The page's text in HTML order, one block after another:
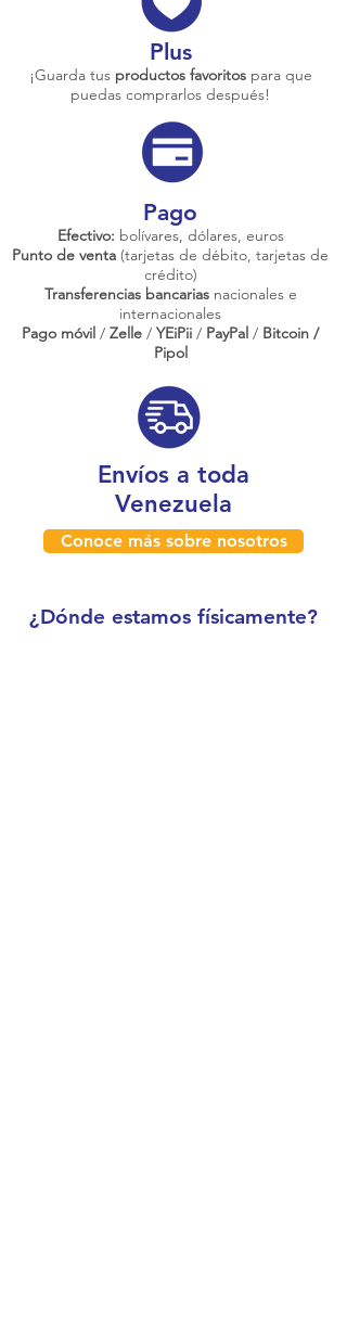
Plus
¡Guarda tus productos favoritos para que
puedas comprarlos después!
Pago
Efectivo: bolívares, dólares, euros
Punto de venta (tarjetas de débito, tarjetas de
crédito)
Transferencias bancariasnacionales e
internacionales
Pago móvil / Zelle / YEiPii / PayPal / Bitcoin /
Pipol
Envíos a toda
Venezuela
Conoce más sobre nosotros
¿Dónde estamos físicamente?